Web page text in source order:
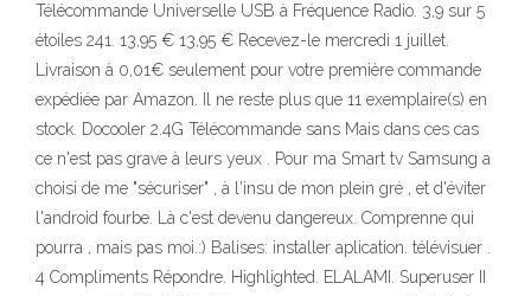
Télécommande Universelle USB à Fréquence Radio. 3,9 sur 5
étoiles 241. 13,95 € 13,95 € Recevez-le mercredi 1 juillet.
Livraison à 0,01€ seulement pour votre première commande
expédiée par Amazon. Il ne reste plus que 11 exemplaire(s) en
stock. Docooler 2.4G Télécommande sans Mais dans ces cas
ce n'est pas grave à leurs yeux . Pour ma Smart tv Samsung a
choisi de me "sécuriser" , à l'insu de mon plein gré , et d'éviter
l'android fourbe. Là c'est devenu dangereux. Comprenne qui
pourra , mais pas moi.:) Balises: installer aplication. télévisuer .
4 Compliments Répondre. Highlighted. ELALAMI. Superuser II